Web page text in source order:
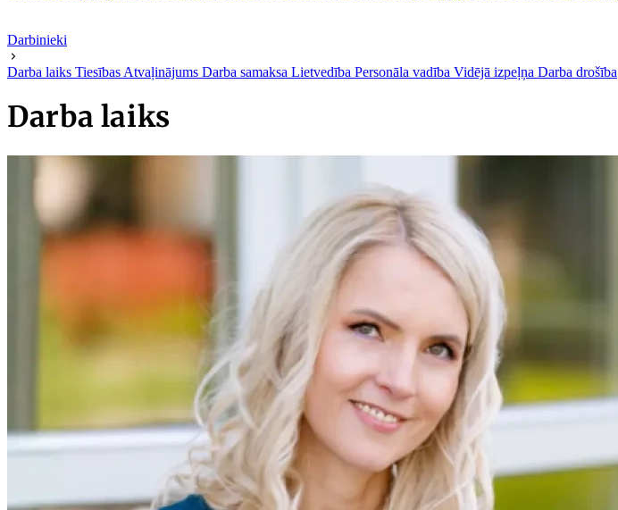
Darbinieki
Darba laiks Tiesības Atvaļinājums Darba samaksa Lietvedība Personāla vadība Vidējā izpeļņa Darba drošība
Darba laiks